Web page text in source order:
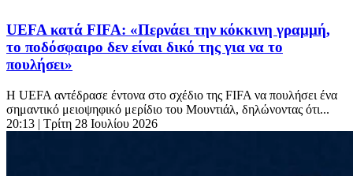
UEFA κατά FIFA: «Περνάει την κόκκινη γραμμή,
το ποδόσφαιρο δεν είναι δικό της για να το
πουλήσει»
Η UEFA αντέδρασε έντονα στο σχέδιο της FIFA να πουλήσει ένα
σημαντικό μειοψηφικό μερίδιο του Μουντιάλ, δηλώνοντας ότι...
20:13 | Τρίτη 28 Ιουλίου 2026